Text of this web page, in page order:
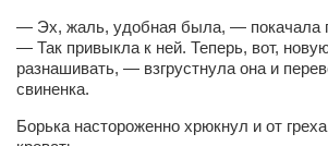
Денис Федченко
Звукорежиссёры
— Эх, жаль, удобная была, — покачала
— Так привыкла к ней. Теперь, вот,
разнашивать, — взгрустнула она и
свиненка.
Борька настороженно хрюкнул и от